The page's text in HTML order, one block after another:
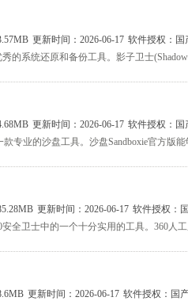
更新时间：2026-06-17 软件授权： 国
更新时间：2026-06-17 软件授权： 国
更新时间：2026-06-17 软件授权：
更新时间：2026-06-17 软件授权： 国